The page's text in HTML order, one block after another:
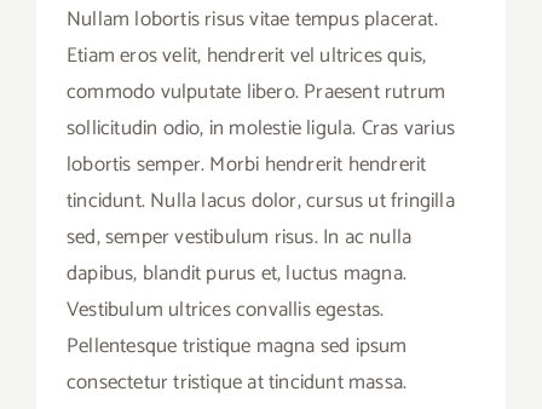
Nullam lobortis risus vitae tempus placerat.
Etiam eros velit, hendrerit vel ultrices quis,
commodo vulputate libero. Praesent rutrum
sollicitudin odio, in molestie ligula. Cras varius
lobortis semper. Morbi hendrerit hendrerit
tincidunt. Nulla lacus dolor, cursus ut fringilla
sed, semper vestibulum risus. In ac nulla
dapibus, blandit purus et, luctus magna.
Vestibulum ultrices convallis egestas.
Pellentesque tristique magna sed ipsum
consectetur tristique at tincidunt massa.